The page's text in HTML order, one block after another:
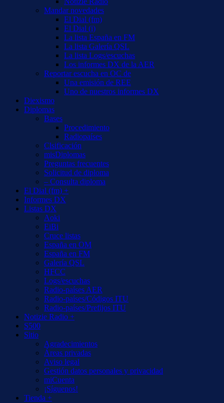
Mandar novedades
El Dial (fm)
El Dial (i)
La lista España en FM
La lista Galería QSL
La lista Logs/escuchas
Los informes DX de la AER
Reportar escucha en OC de
Una emisión de REE
Uno de nuestros informes DX
Diexismo
Diplomas
Bases
Procedimiento
Radiopaíses
Clsificación
misDiplomas
Preguntas frecuentes
Solicitud de diploma
– Consulta diploma
El Dial (fm) +
Informes DX
Listas DX
Aoki
EiBi
Cruce listas
España en OM
España en FM
Galería QSL
HFCC
Logs/escuchas
Radio-países AER
Radio-países/Códigos ITU
Radio-países/Prefijos ITU
Notizie Radio +
S500
Sitio
Agradecimientos
Áreas privadas
Aviso legal
Gestión datos personales y privacidad
miCuenta
¡Síguenos!
Tienda +